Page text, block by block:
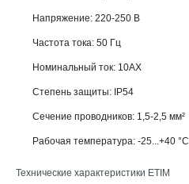
Напряжение: 220-250 В
Частота тока: 50 Гц
Номинальный ток: 10АХ
Степень защиты: IP54
Сечение проводников: 1,5-2,5 мм²
Рабочая температура: -25...+40 °С
Технические характеристики ETIM